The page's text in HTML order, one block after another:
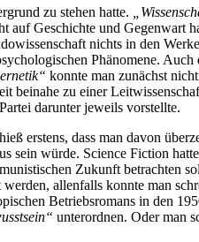
zu stehen hatte.
auf Geschichte und Gegenwart
nichts in den
Phänomene.
konnte man zunächst
beinahe zu einer
darunter jeweils vorstellte.
erstens, dass man davon
sein würde. Science Fiction
Zukunft betrachten
allenfalls konnte man
Betriebsromans in den
unterordnen. Oder man